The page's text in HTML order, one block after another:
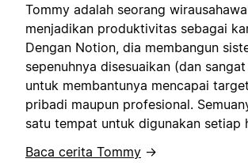
Tommy adalah seorang
menjadikan produktivitas sebagai
Dengan Notion, dia membangun
sepenuhnya disesuaikan (dan
untuk membantunya mencapai
pribadi maupun profesional.
satu tempat untuk digunakan setiap
Baca cerita Tommy →